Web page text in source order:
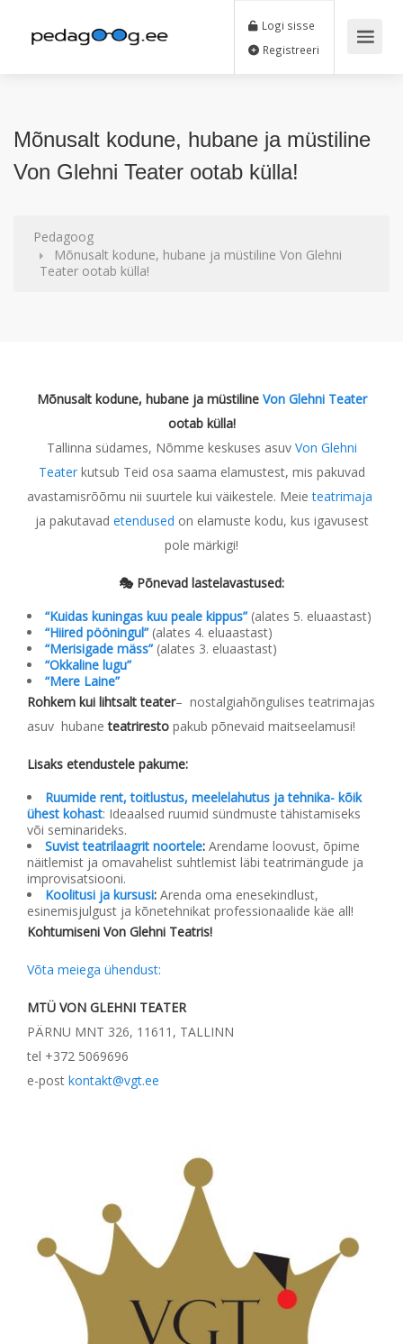
Logi sisse
Registreeri
Mõnusalt kodune, hubane ja müstiline
Von Glehni Teater ootab külla!
Pedagoog
Mõnusalt kodune, hubane ja müstiline Von Glehni
Teater ootab külla!
Mõnusalt kodune, hubane ja müstiline Von Glehni Teater
ootab külla!
Tallinna südames, Nõmme keskuses asuvVon Glehni
Teaterkutsub Teid osa saama elamustest, mis pakuvad
avastamisrõõmu nii suurtele kui väikestele. Meieteatrimaja
ja pakutavad etendused on elamuste kodu, kus igavusest
pole märkigi!
🎭 Põnevad lastelavastused:
“Kuidas kuningas kuu peale kippus”(alates 5. eluaastast)
“Hiired pööningul”(alates 4. eluaastast)
“Merisigade mäss”(alates 3. eluaastast)
“Okkaline lugu”
“Mere Laine”
Rohkem kui lihtsalt teater– nostalgiahõngulises teatrimajas
asuv hubaneteatriresto pakub põnevaid maitseelamusi!
Lisaks etendustele pakume:
Ruumide rent, toitlustus, meelelahutus ja tehnika- kõik
ühest kohast: Ideaalsed ruumid sündmuste tähistamiseks
või seminarideks.
Suvist teatrilaagrit noortele: Arendame loovust, õpime
näitlemist ja omavahelist suhtlemist läbi teatrimängude ja
improvisatsiooni.
Koolitusi ja kursusi: Arenda oma enesekindlust,
esinemisjulgust ja kõnetehnikat professionaalide käe all!
Kohtumiseni Von Glehni Teatris!
Võta meiega ühendust:
MTÜ VON GLEHNI TEATER
PÄRNU MNT 326, 11611, TALLINN
tel +372 5069696
e-post kontakt@vgt.ee